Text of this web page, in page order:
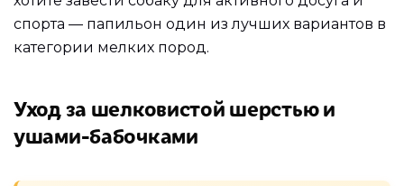
спорта — папильон один из лучших вариантов в
категории мелких пород.
Уход за шелковистой шерстью и
ушами-бабочками